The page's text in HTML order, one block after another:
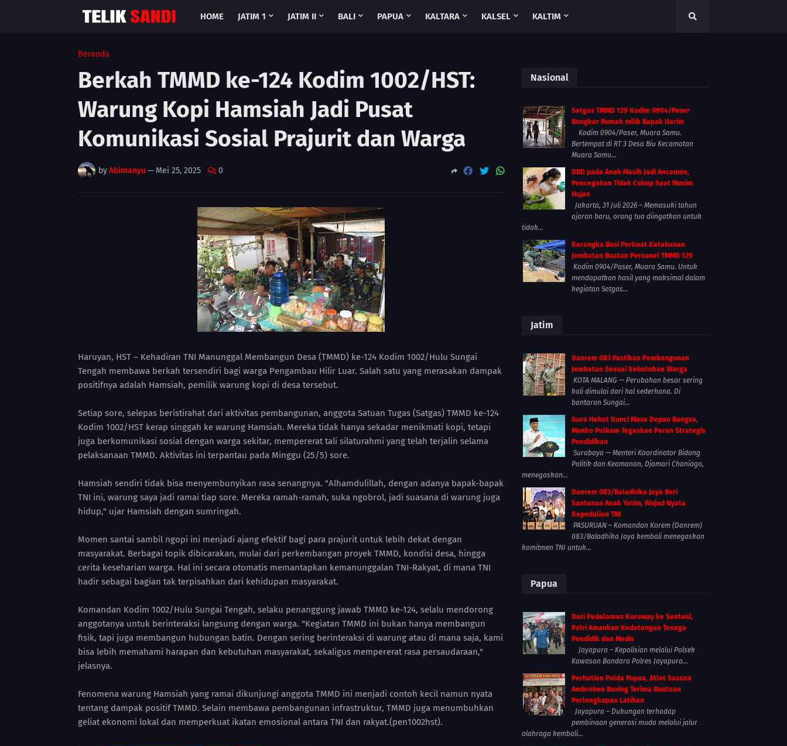
HOME JATIM 1 JATIM II BALI PAPUA KALTARA KALSEL KALTIM
Beranda
Berkah TMMD ke-124 Kodim 1002/HST:
Warung Kopi Hamsiah Jadi Pusat
Komunikasi Sosial Prajurit dan Warga
byAbimanyu — Mei 25, 2025 0
Haruyan, HST – Kehadiran TNI Manunggal Membangun Desa (TMMD) ke-124 Kodim 1002/Hulu Sungai
Tengah membawa berkah tersendiri bagi warga Pengambau Hilir Luar. Salah satu yang merasakan dampak
positifnya adalah Hamsiah, pemilik warung kopi di desa tersebut.
Setiap sore, selepas beristirahat dari aktivitas pembangunan, anggota Satuan Tugas (Satgas) TMMD ke-124
Kodim 1002/HST kerap singgah ke warung Hamsiah. Mereka tidak hanya sekadar menikmati kopi, tetapi
juga berkomunikasi sosial dengan warga sekitar, mempererat tali silaturahmi yang telah terjalin selama
pelaksanaan TMMD. Aktivitas ini terpantau pada Minggu (25/5) sore.
Hamsiah sendiri tidak bisa menyembunyikan rasa senangnya. "Alhamdulillah, dengan adanya bapak-bapak
TNI ini, warung saya jadi ramai tiap sore. Mereka ramah-ramah, suka ngobrol, jadi suasana di warung juga
hidup," ujar Hamsiah dengan sumringah.
Momen santai sambil ngopi ini menjadi ajang efektif bagi para prajurit untuk lebih dekat dengan
masyarakat. Berbagai topik dibicarakan, mulai dari perkembangan proyek TMMD, kondisi desa, hingga
cerita keseharian warga. Hal ini secara otomatis memantapkan kemanunggalan TNI-Rakyat, di mana TNI
hadir sebagai bagian tak terpisahkan dari kehidupan masyarakat.
Komandan Kodim 1002/Hulu Sungai Tengah, selaku penanggung jawab TMMD ke-124, selalu mendorong
anggotanya untuk berinteraksi langsung dengan warga. "Kegiatan TMMD ini bukan hanya membangun
fisik, tapi juga membangun hubungan batin. Dengan sering berinteraksi di warung atau di mana saja, kami
bisa lebih memahami harapan dan kebutuhan masyarakat, sekaligus mempererat rasa persaudaraan,"
jelasnya.
Fenomena warung Hamsiah yang ramai dikunjungi anggota TMMD ini menjadi contoh kecil namun nyata
tentang dampak positif TMMD. Selain membawa pembangunan infrastruktur, TMMD juga menumbuhkan
geliat ekonomi lokal dan memperkuat ikatan emosional antara TNI dan rakyat.(pen1002hst).
Nasional
Satgas TMMD 129 Kodim 0904/Paser
Bongkar Rumah milik Bapak Harim
Kodim 0904/Paser, Muara Samu.
Bertempat di RT 3 Desa Biu Kecamatan
Muara Samu...
DBD pada Anak Masih Jadi Ancaman,
Pencegahan Tidak Cukup Saat Musim
Hujan
Jakarta, 31 Juli 2026 – Memasuki tahun
ajaran baru, orang tua diingatkan untuk
tidak...
Kerangka Besi Perkuat Ketahanan
Jembatan Buatan Personel TMMD 129
Kodim 0904/Paser, Muara Samu. Untuk
mendapatkan hasil yang maksimal dalam
kegiatan Satgas...
Jatim
Danrem 083 Pastikan Pembangunan
Jembatan Sesuai Kebutuhan Warga
KOTA MALANG — Perubahan besar sering
kali dimulai dari hal sederhana. Di
bantaran Sungai...
Guru Hebat Kunci Masa Depan Bangsa,
Menko Polkam Tegaskan Peran Strategis
Pendidikan
Surabaya — Menteri Koordinator Bidang
Politik dan Keamanan, Djamari Chaniago,
menegaskan...
Danrem 083/Baladhika Jaya Beri
Santunan Anak Yatim, Wujud Nyata
Kepedulian TNI
PASURUAN – Komandan Korem (Danrem)
083/Baladhika Jaya kembali menegaskan
komitmen TNI untuk...
Papua
Dari Pedalaman Koroway ke Sentani,
Polri Amankan Kedatangan Tenaga
Pendidik dan Medis
Jayapura – Kepolisian melalui Polsek
Kawasan Bandara Polres Jayapura...
Perhatian Polda Papua, Atlet Sasana
Ambroben Boxing Terima Bantuan
Perlengkapan Latihan
Jayapura – Dukungan terhadap
pembinaan generasi muda melalui jalur
olahraga kembali...